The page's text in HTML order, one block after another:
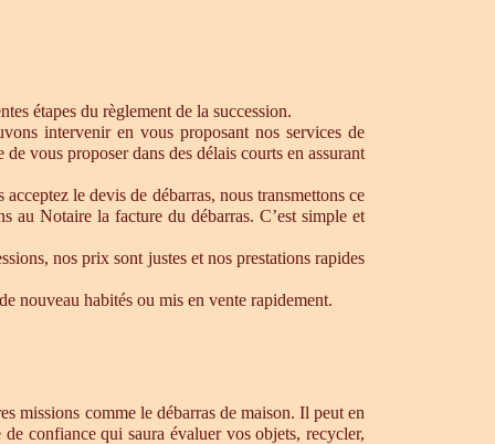
étapes du règlement de la succession.
intervenir en vous proposant nos services de
vous proposer dans des délais courts en assurant
le devis de débarras, nous transmettons ce
au Notaire la facture du débarras. C’est simple et
nos prix sont justes et nos prestations rapides
nouveau habités ou mis en vente rapidement.
missions comme le débarras de maison. Il peut en
confiance qui saura évaluer vos objets, recycler,